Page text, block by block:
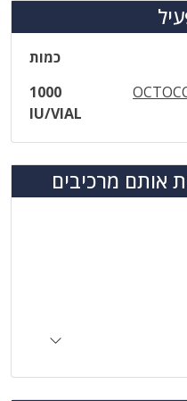
כמות
1000
IU/VIAL
אותם מרכיבים